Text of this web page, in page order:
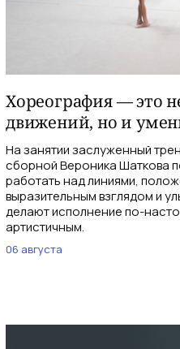
Хореография — это
движений, но и
На занятии заслуженный
сборной Вероника Шаткова
работать над линиями,
выразительным взглядом и
делают исполнение по-
артистичным.
06 августа